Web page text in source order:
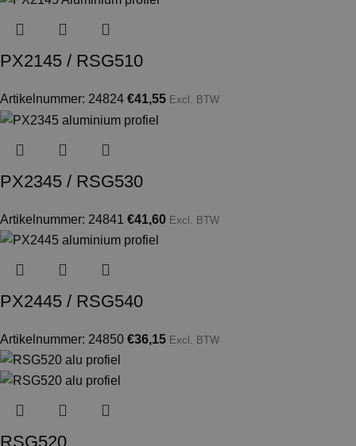
PX2145 / RSG510
Artikelnummer: 24824 €41,55 Excl. BTW
PX2345 / RSG530
Artikelnummer: 24841 €41,60 Excl. BTW
PX2445 / RSG540
Artikelnummer: 24850 €36,15 Excl. BTW
RSG520